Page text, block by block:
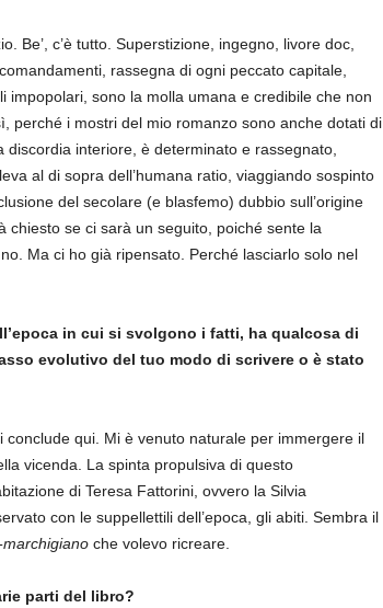
Be’, c’è tutto. Superstizione, ingegno, livore doc,
rassegna di ogni peccato capitale,
impopolari, sono la molla umana e credibile che non
perché i mostri del mio romanzo sono anche dotati di
interiore, è determinato e rassegnato,
al di sopra dell’humana ratio, viaggiando sospinto
del secolare (e blasfemo) dubbio sull’origine
chiesto se ci sarà un seguito, poiché sente la
Ma ci ho già ripensato. Perché lasciarlo solo nel
in cui si svolgono i fatti, ha qualcosa di
evolutivo del tuo modo di scrivere o è stato
conclude qui. Mi è venuto naturale per immergere il
vicenda. La spinta propulsiva di questo
di Teresa Fattorini, ovvero la Silvia
con le suppellettili dell’epoca, gli abiti. Sembra il
che volevo ricreare.
parti del libro?